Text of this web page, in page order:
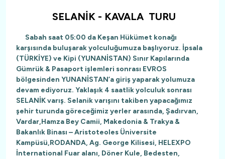
SELANİK - KAVALA TURU
Sabah saat 05:00 da Keşan Hükümet konağı
karşısında buluşarak yolculuğumuza başlıyoruz. İpsala
(TÜRKİYE) ve Kipi (YUNANİSTAN) Sınır Kapılarında
Gümrük & Pasaport işlemleri sonrası EVROS
bölgesinden YUNANİSTAN’a giriş yaparak yolumuza
devam ediyoruz. Yaklaşık 4 saatlik yolculuk sonrası
SELANİK varış. Selanik varışını takiben yapacağımız
şehir turunda göreceğimiz yerler arasında, Şadırvan,
Vardar,Hamza Bey Camii, Makedonia & Trakya &
Bakanlık Binası – Aristoteoles Üniversite
Kampüsü,RODANDA, Ag. George Kilisesi, HELEXPO
İnternational Fuar alanı, Döner Kule, Bedesten,